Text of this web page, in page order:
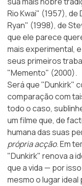
Rio Kwai" (1957), de
Ryan" (1998), de
que ele parece
mais experimental,
seus primeiros
"Memento" (2000).
Será que "Dunkirk"
comparação com
todo o caso,
um filme que, de
humana das suas
própria acção. Em
"Dunkirk" renova a
que a vida — por
mesmo o lugar